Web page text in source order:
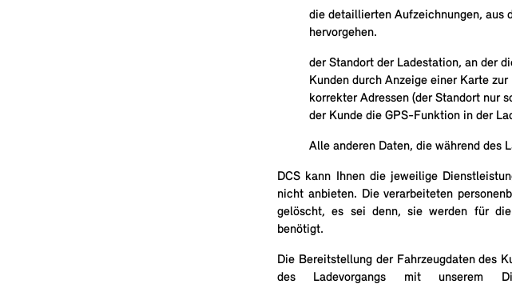
die detaillierten Aufzeichnungen, aus
hervorgehen.
der Standort der Ladestation, an der
Kunden durch Anzeige einer Karte
korrekter Adressen (der Standort nur
der Kunde die GPS-Funktion in der
Alle anderen Daten, die während des
DCS kann Ihnen die jeweilige
nicht anbieten. Die verarbeiteten
gelöscht, es sei denn, sie werden für
benötigt.
Die Bereitstellung der Fahrzeugdaten des
des Ladevorgangs mit unserem